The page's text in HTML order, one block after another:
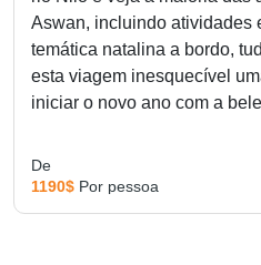
Aswan, incluindo atividades
temática natalina a bordo,
esta viagem inesquecível
iniciar o novo ano com a
De
1190$ Por pessoa